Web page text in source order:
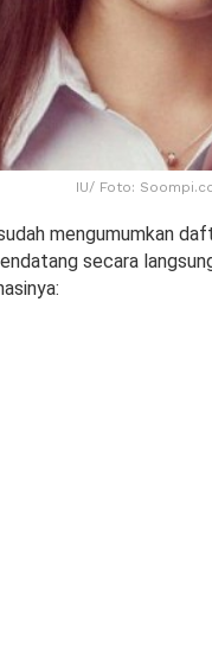
IU/ Foto:
mengumumkan
secara